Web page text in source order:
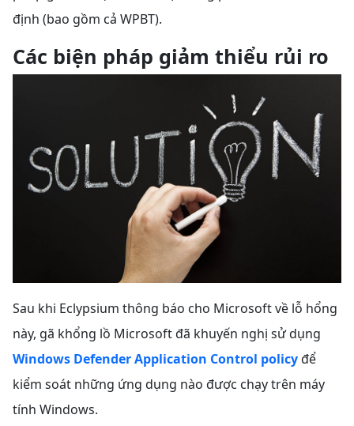
định (bao gồm cả WPBT).
Các biện pháp giảm thiểu rủi ro
Sau khi Eclypsium thông báo cho Microsoft về lỗ hổng
này, gã khổng lồ Microsoft đã khuyến nghị sử dụng
Windows Defender Application Control policyđể
kiểm soát những ứng dụng nào được chạy trên máy
tính Windows.